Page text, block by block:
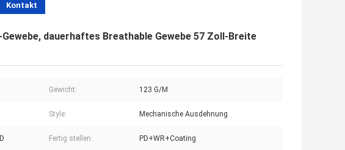
Kontakt
dauerhaftes Breathable Gewebe 57 Zoll-Breite
Gewicht: 123 G/M
Style: Mechanische Ausdehnung
Fertig stellen: PD+WR+Coating